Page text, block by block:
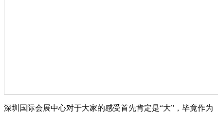
深圳国际会展中心对于大家的感受首先肯定是“大”，毕竟作为